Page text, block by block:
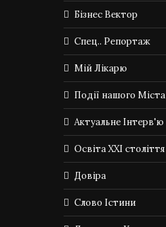
Бізнес Вектор
Спец.. Репортаж
Мій Лікарю
Події нашого Міста
Актуальне Інтерв'ю
Освіта XXI століття
Довіра
Слово Істини